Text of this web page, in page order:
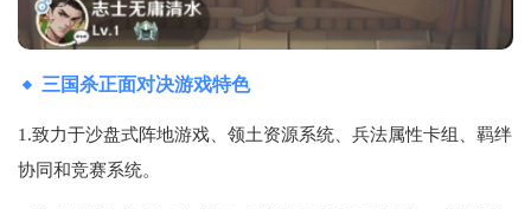
三国杀正面对决游戏特色
1.致力于沙盘式阵地游戏、领土资源系统、兵法属性卡组、羁绊
协同和竞赛系统。